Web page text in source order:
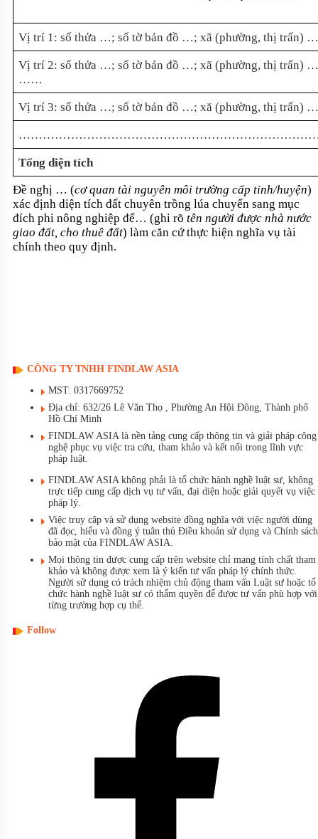
Vị trí 1: số thửa …; số tờ bản đồ …; xã (phường, thị trấn)
Vị trí 2: số thửa …; số tờ bản đồ …; xã (phường, thị trấn)
……
Vị trí 3: số thửa …; số tờ bản đồ …; xă (phường, thị trấn)
Tổng diện tích
Đề nghị … (cơ quan tài nguyên môi trường cấp tỉnh/huyện)
xác định diện tích đất chuyên trồng lúa chuyển sang mục
đích phi nông nghiệp để… (ghi rõ tên người được nhà nước
giao đất, cho thuê đất) làm căn cứ thực hiện nghĩa vụ tài
chính theo quy định.
CÔNG TY TNHH FINDLAW ASIA
MST: 0317669752
Địa chỉ: 632/26 Lê Văn Thọ , Phường An Hội Đông, Thành phố
Hồ Chí Minh
FINDLAW ASIA là nền tảng cung cấp thông tin và giải pháp công
nghệ phục vụ việc tra cứu, tham khảo và kết nối trong lĩnh vực
pháp luật.
FINDLAW ASIA không phải là tổ chức hành nghề luật sư, không
trực tiếp cung cấp dịch vụ tư vấn, đại diện hoặc giải quyết vụ việc
pháp lý.
Việc truy cập và sử dụng website đồng nghĩa với việc người dùng
đã đọc, hiểu và đồng ý tuân thủ Điều khoản sử dụng và Chính sách
bảo mật của FINDLAW ASIA.
Mọi thông tin được cung cấp trên website chỉ mang tính chất tham
khảo và không được xem là ý kiến tư vấn pháp lý chính thức.
Người sử dụng có trách nhiệm chủ động tham vấn Luật sư hoặc tổ
chức hành nghề luật sư có thẩm quyền để được tư vấn phù hợp với
từng trường hợp cụ thể.
Follow